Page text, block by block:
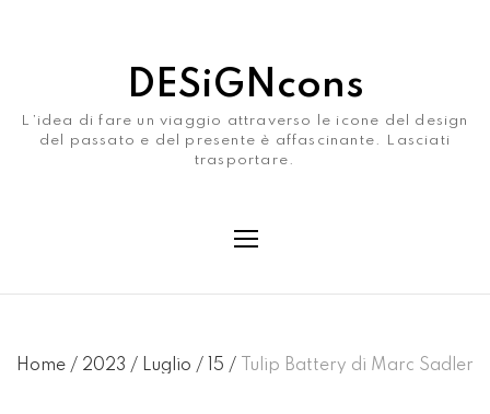
DESiGNcons
L’idea di fare un viaggio attraverso le icone del design
del passato e del presente è affascinante. Lasciati
trasportare.
Home / 2023 / Luglio / 15 / Tulip Battery di Marc Sadler